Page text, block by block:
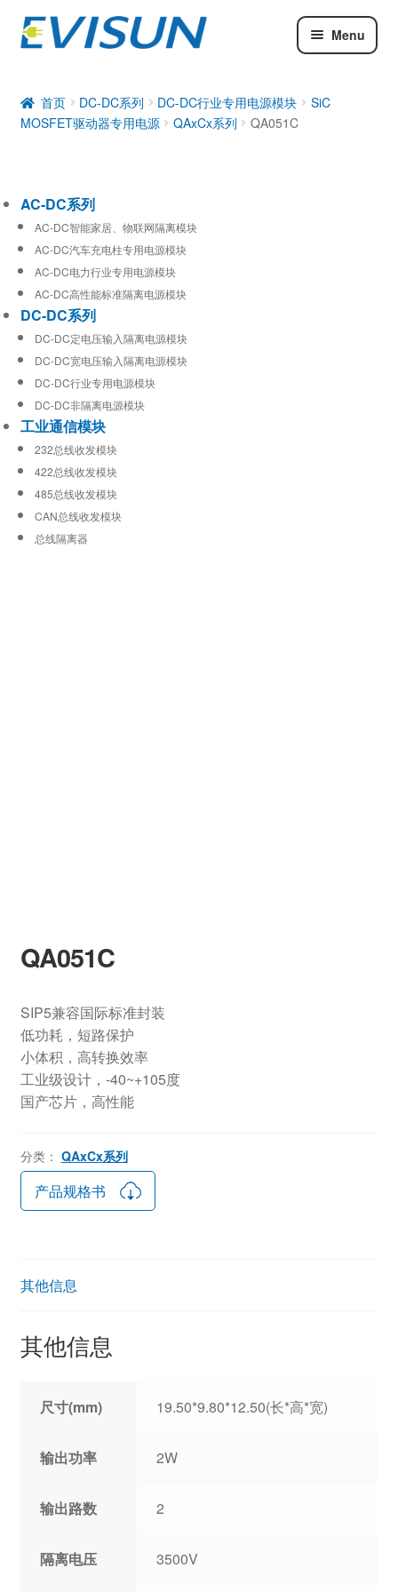
Menu
DC-DC系列
工业通信模块
首页 DC-DC系列 DC-DC行业专用电源模块
SiC
MOSFET驱动器专用电源
QAxCx系列 QA051C
QA051C
SIP5兼容国际标准封装
低功耗，短路保护
小体积，高转换效率
工业级设计，-40~+105度
国产芯片，高性能
分类： QAxCx系列
产品规格书
其他信息
其他信息
尺寸(mm) 19.50*9.80*12.50(长*高*宽)
输出功率 2W
输出路数 2
隔离电压 3500V
AC-DC系列
AC-DC智能家居、物联网隔离模块
AC-DC汽车充电柱专用电源模块
AC-DC电力行业专用电源模块
AC-DC高性能标准隔离电源模块
DC-DC系列
DC-DC定电压输入隔离电源模块
DC-DC宽电压输入隔离电源模块
DC-DC行业专用电源模块
DC-DC非隔离电源模块
工业通信模块
232总线收发模块
422总线收发模块
485总线收发模块
CAN总线收发模块
总线隔离器